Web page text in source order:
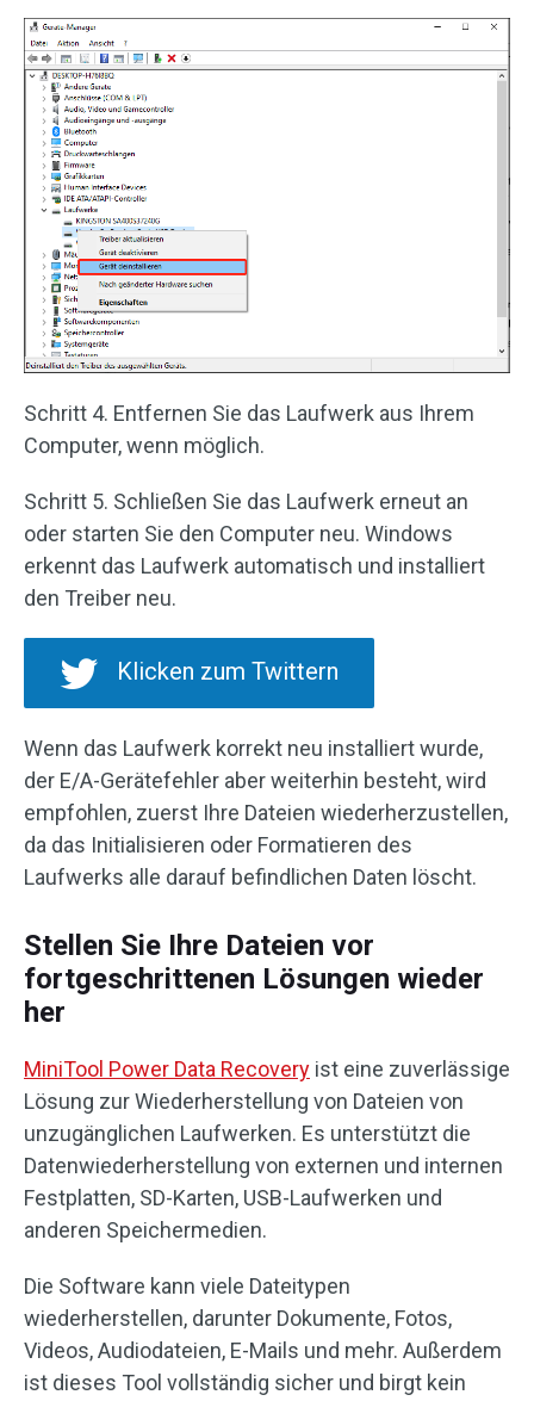
Schritt 4. Entfernen Sie das Laufwerk aus Ihrem
Computer, wenn möglich.
Schritt 5. Schließen Sie das Laufwerk erneut an
oder starten Sie den Computer neu. Windows
erkennt das Laufwerk automatisch und installiert
den Treiber neu.
Klicken zum Twittern
Wenn das Laufwerk korrekt neu installiert wurde,
der E/A-Gerätefehler aber weiterhin besteht, wird
empfohlen, zuerst Ihre Dateien wiederherzustellen,
da das Initialisieren oder Formatieren des
Laufwerks alle darauf befindlichen Daten löscht.
Stellen Sie Ihre Dateien vor
fortgeschrittenen Lösungen wieder
her
MiniTool Power Data Recovery ist eine zuverlässige
Lösung zur Wiederherstellung von Dateien von
unzugänglichen Laufwerken. Es unterstützt die
Datenwiederherstellung von externen und internen
Festplatten, SD-Karten, USB-Laufwerken und
anderen Speichermedien.
Die Software kann viele Dateitypen
wiederherstellen, darunter Dokumente, Fotos,
Videos, Audiodateien, E-Mails und mehr. Außerdem
ist dieses Tool vollständig sicher und birgt kein